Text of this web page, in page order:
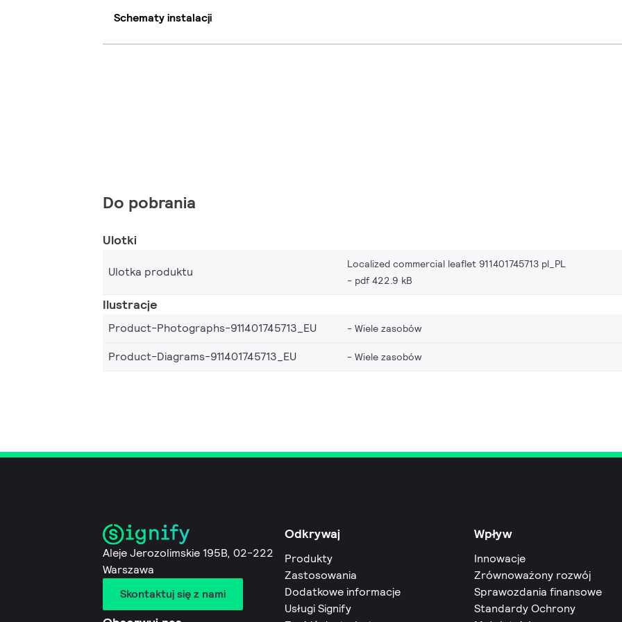
Schematy instalacji
Do pobrania
Ulotki
Ulotka produktu
Localized commercial leaflet 911401745713 pl_PL
pdf 422.9 kB
Ilustracje
Product-Photographs-911401745713_EU Wiele zasobów
Product-Diagrams-911401745713_EU
Wiele zasobów
Aleje Jerozolimskie 195B, 02-222
Warszawa
Skontaktuj się z nami
Odkrywaj
Produkty
Zastosowania
Dodatkowe informacje
Usługi Signify
Wpływ
Innowacje
Zrównoważony rozwój
Sprawozdania finansowe
Standardy Ochrony